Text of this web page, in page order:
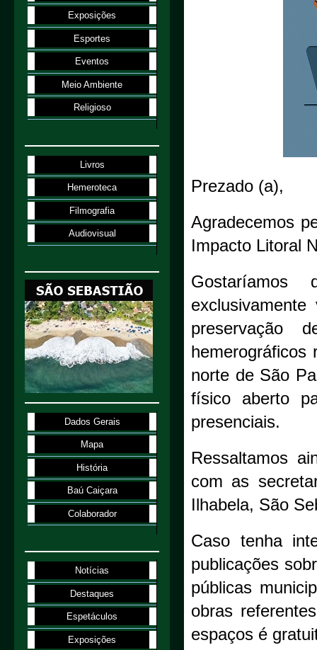
Prezado (a),
Agradecemos
Impacto Litoral
preservação
hemerográficos
norte de São
físico aberto
presenciais.
Ressaltamos
com as
Ilhabela, São
Caso tenha
publicações
públicas
obras
espaços é
Exposições
Esportes
Eventos
Meio Ambiente
Religioso
Livros
Hemeroteca
Filmografia
Audiovisual
Dados Gerais
Mapa
História
Baú Caiçara
Colaborador
Notícias
Destaques
Espetáculos
Exposições